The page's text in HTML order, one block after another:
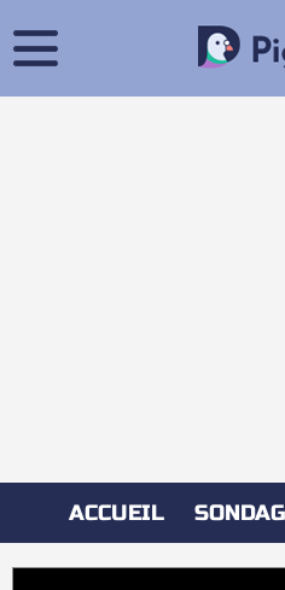
ACCUEIL